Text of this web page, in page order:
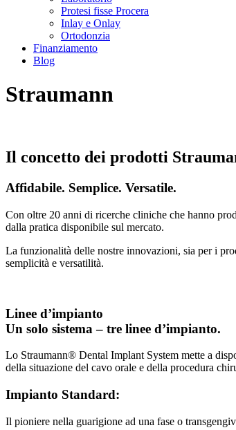
Protesi fisse Procera
Inlay e Onlay
Ortodonzia
Finanziamento
Blog
Straumann
Il concetto dei prodotti
Affidabile. Semplice. Versatile.
Con oltre 20 anni di ricerche cliniche che hanno
dalla pratica disponibile sul mercato.
La funzionalità delle nostre innovazioni, sia per i
semplicità e versatilità.
Linee d’impianto
Un solo sistema – tre linee d’impianto.
Lo Straumann® Dental Implant System mette a
della situazione del cavo orale e della procedura
Impianto Standard:
Il pioniere nella guarigione ad una fase o